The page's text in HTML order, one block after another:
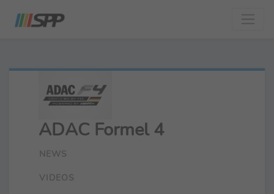
ADAC Formel 4
NEWS
VIDEOS